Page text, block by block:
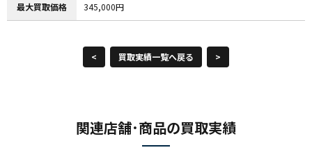
最大買取価格 345,000円
< 買取実績一覧へ戻る >
関連店舗･商品の買取実績